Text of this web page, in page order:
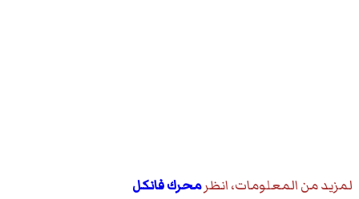
لمزيد من المعلومات، انظرمحرك فانكل